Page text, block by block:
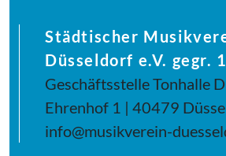
Städtischer
Düsseldorf e.V. gegr.
Geschäftsstelle Tonhalle
Ehrenhof 1 | 40479
info@musikverein-